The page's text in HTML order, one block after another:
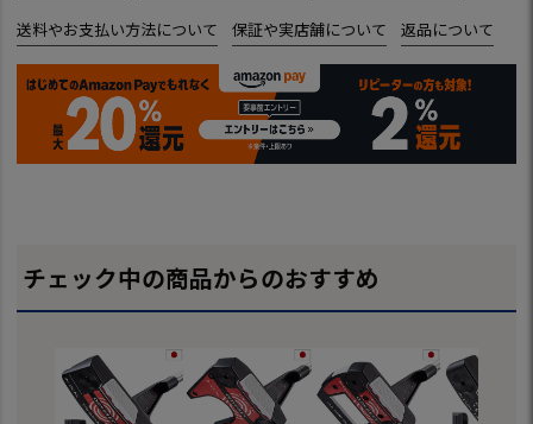
送料やお支払い方法について 保証や実店舗について 返品について
チェック中の商品からのおすすめ